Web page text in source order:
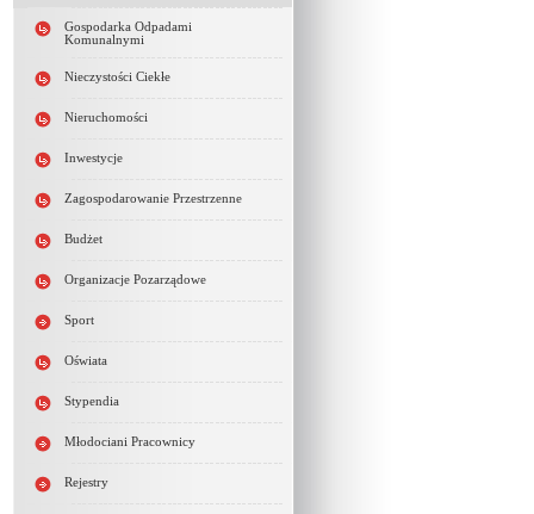
Gospodarka Odpadami
Komunalnymi
Nieczystości Ciekłe
Nieruchomości
Inwestycje
Zagospodarowanie Przestrzenne
Budżet
Organizacje Pozarządowe
Sport
Oświata
Stypendia
Młodociani Pracownicy
Rejestry